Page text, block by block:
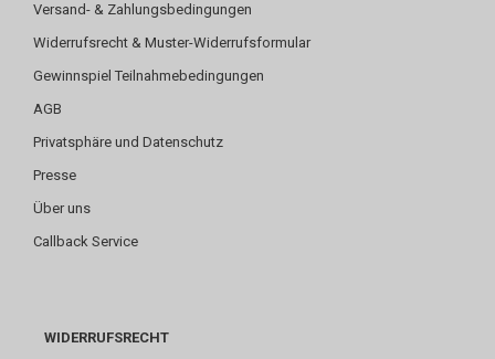
Versand- & Zahlungsbedingungen
Widerrufsrecht & Muster-Widerrufsformular
Gewinnspiel Teilnahmebedingungen
AGB
Privatsphäre und Datenschutz
Presse
Über uns
Callback Service
WIDERRUFSRECHT